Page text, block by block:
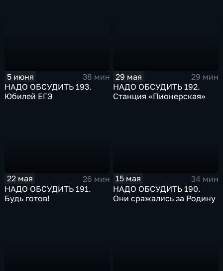
5 июня
38 мин
НАДО ОБСУДИТЬ 193.
Юбилей ЕГЭ
29 мая
29 мин
НАДО ОБСУДИТЬ 192.
Станция «Пионерская»
22 мая
26 мин
НАДО ОБСУДИТЬ 191.
Будь готов!
15 мая
34 мин
НАДО ОБСУДИТЬ 190.
Они сражались за Родину